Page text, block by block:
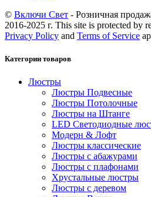
© Включи Свет - Розничная
2016-2025 г. This site is protected by
Privacy Policy and Terms of Service
Категории товаров
Люстры
Люстры Подвесные
Люстры Потолочные
Люстры на Штанге
LED Светодиодные
Модерн & Лофт
Люстры классические
Люстры с абажурами
Люстры с плафонами
Хрустальные люстры
Люстры с деревом